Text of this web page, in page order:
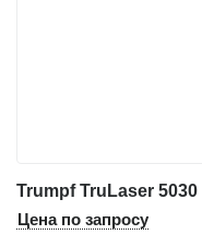
Trumpf TruLaser 5030
Цена по запросу